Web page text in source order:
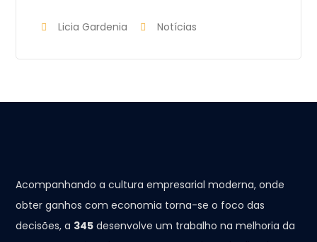
Licia Gardenia Notícias
Acompanhando a cultura empresarial moderna, onde
obter ganhos com economia torna-se o foco das
decisões, a 345 desenvolve um trabalho na melhoria da